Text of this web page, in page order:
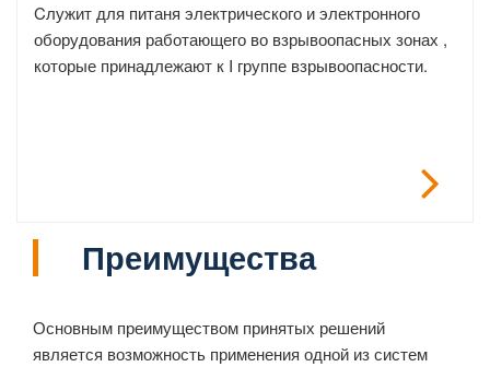
Cлужит для питаня электрического и электронного
оборудования работающего во взрывоопасных зонах ,
которые принадлежают к I группе взрывоопасности.
Преимущества
Основным преимуществом принятых решений
является возможность применения одной из систем